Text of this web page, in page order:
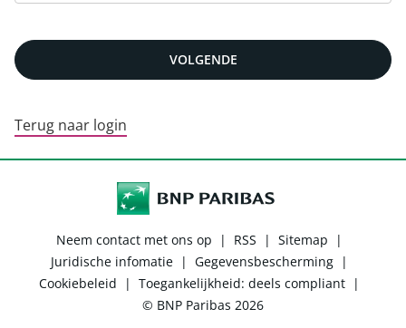
VOLGENDE
Terug naar login
Neem contact met ons op | RSS | Sitemap
|
Juridische infomatie | Gegevensbescherming |
Cookiebeleid
| Toegankelijkheid: deels compliant |
© BNP Paribas 2026